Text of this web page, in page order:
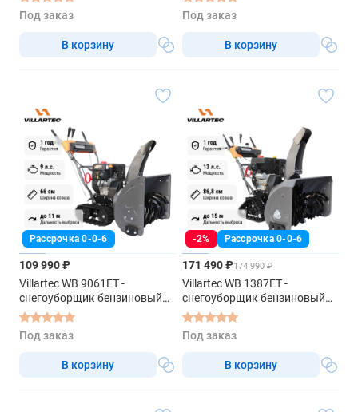
Под заказ
В корзину
Под заказ
В корзину
Рассрочка 0-0-6
109 990 ₽
Villartec WB 9061ET -
снегоуборщик бензиновый
самоходный
Под заказ
В корзину
-2% Рассрочка 0-0-6
171 490 ₽174 990 ₽
Villartec WB 1387ET -
снегоуборщик бензиновый
самоходный
Под заказ
В корзину